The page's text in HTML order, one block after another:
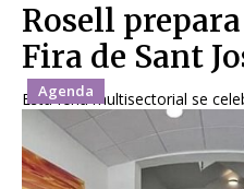
Agenda
Rosell
Fira de Sant
Esta feria multisectorial se